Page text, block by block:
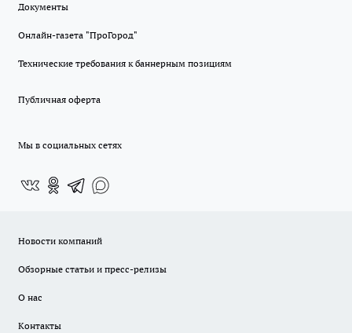
Документы
Онлайн-газета "ПроГород"
Технические требования к баннерным позициям
Публичная оферта
Мы в социальных сетях
Новости компаний
Обзорные статьи и пресс-релизы
О нас
Контакты